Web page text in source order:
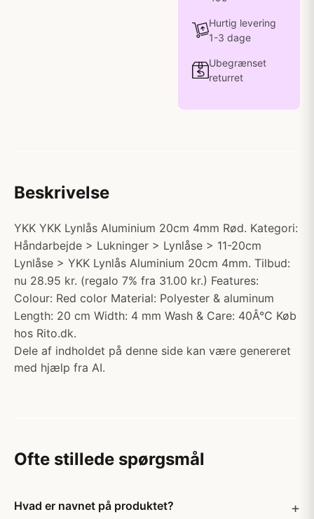
Hurtig levering
1-3 dage
Ubegrænset
returret
Beskrivelse
YKK YKK Lynlås Aluminium 20cm 4mm Rød. Kategori:
Håndarbejde > Lukninger > Lynlåse > 11-20cm
Lynlåse > YKK Lynlås Aluminium 20cm 4mm. Tilbud:
nu 28.95 kr. (regalo 7% fra 31.00 kr.) Features:
Colour: Red color Material: Polyester & aluminum
Length: 20 cm Width: 4 mm Wash & Care: 40Â°C Køb
hos Rito.dk.
Dele af indholdet på denne side kan være genereret
med hjælp fra AI.
Ofte stillede spørgsmål
Hvad er navnet på produktet?